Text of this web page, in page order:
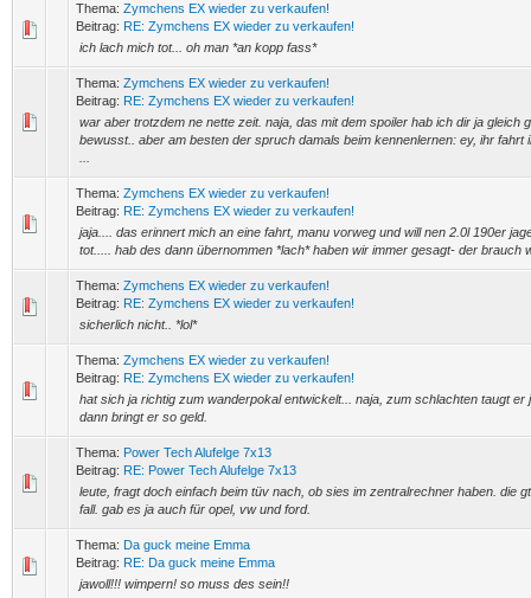
Thema: Zymchens EX wieder zu verkaufen!
Beitrag: RE: Zymchens EX wieder zu verkaufen!
ich lach mich tot... oh man *an kopp fass*
Thema: Zymchens EX wieder zu verkaufen!
Beitrag: RE: Zymchens EX wieder zu verkaufen!
war aber trotzdem ne nette zeit. naja, das mit dem spoiler hab ich dir ja gleich
bewusst.. aber am besten der spruch damals beim kennenlernen: ey, ihr fahrt
Thema: Zymchens EX wieder zu verkaufen!
Beitrag: RE: Zymchens EX wieder zu verkaufen!
jaja.... das erinnert mich an eine fahrt, manu vorweg und will nen 2.0l 190er
tot..... hab des dann übernommen *lach* haben wir immer gesagt- der brauch
Thema: Zymchens EX wieder zu verkaufen!
Beitrag: RE: Zymchens EX wieder zu verkaufen!
sicherlich nicht.. *lol*
Thema: Zymchens EX wieder zu verkaufen!
Beitrag: RE: Zymchens EX wieder zu verkaufen!
hat sich ja richtig zum wanderpokal entwickelt... naja, zum schlachten taugt er
dann bringt er so geld.
Thema: Power Tech Alufelge 7x13
Beitrag: RE: Power Tech Alufelge 7x13
leute, fragt doch einfach beim tüv nach, ob sies im zentralrechner haben. die
fall. gab es ja auch für opel, vw und ford.
Thema: Da guck meine Emma
Beitrag: RE: Da guck meine Emma
jawoll!!! wimpern! so muss des sein!!